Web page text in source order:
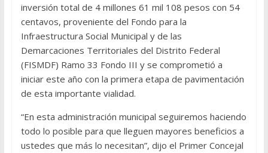
inversión total de 4 millones 61 mil 108 pesos con 54
centavos, proveniente del Fondo para la
Infraestructura Social Municipal y de las
Demarcaciones Territoriales del Distrito Federal
(FISMDF) Ramo 33 Fondo III y se comprometió a
iniciar este año con la primera etapa de pavimentación
de esta importante vialidad.
“En esta administración municipal seguiremos haciendo
todo lo posible para que lleguen mayores beneficios a
ustedes que más lo necesitan”, dijo el Primer Concejal